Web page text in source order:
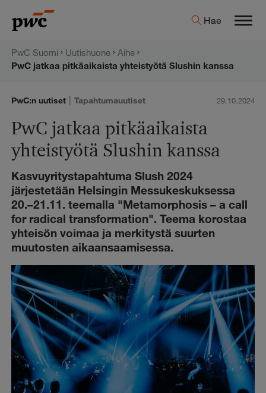
sisältöön
PwC:n
Hae
PwC Suomi Uutishuone
Aihe
PwC jatkaa pitkäaikaista yhteistyötä Slushin kanssa
PwC:n uutiset | Tapahtumauutiset 29.10.2024
PwC jatkaa pitkäaikaista
yhteistyötä Slushin kanssa
Kasvuyritystapahtuma Slush 2024
järjestetään Helsingin Messukeskuksessa
20.–21.11. teemalla "Metamorphosis – a call
for radical transformation". Teema korostaa
yhteisön voimaa ja merkitystä suurten
muutosten aikaansaamisessa.